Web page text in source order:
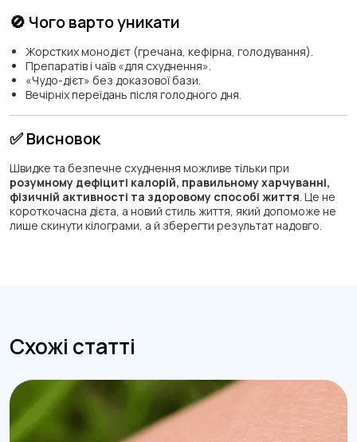
🚫 Чого варто уникати
Жорстких монодієт (гречана, кефірна, голодування).
Препаратів і чаїв «для схуднення».
«Чудо-дієт» без доказової бази.
Вечірніх переїдань після голодного дня.
✅ Висновок
Швидке та безпечне схуднення можливе тільки при
розумному дефіциті калорій, правильному харчуванні,
фізичній активності та здоровому способі життя . Це не
короткочасна дієта, а новий стиль життя, який допоможе не
лише скинути кілограми, а й зберегти результат надовго.
Схожі статті